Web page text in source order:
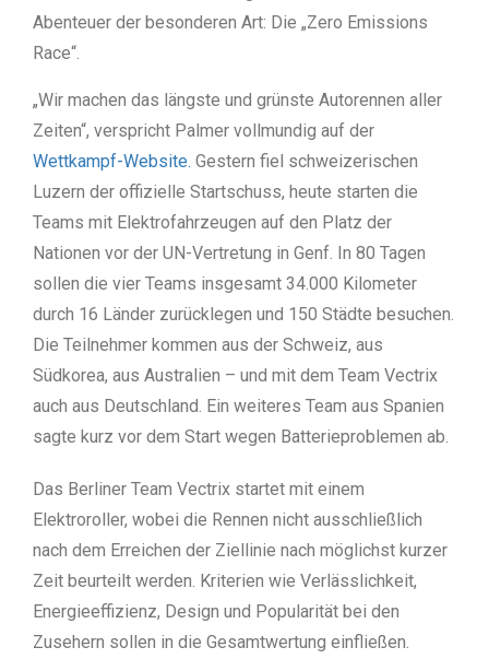
Abenteuer der besonderen Art: Die „Zero Emissions
Race“.
„Wir machen das längste und grünste Autorennen aller
Zeiten“, verspricht Palmer vollmundig auf der
Wettkampf-Website. Gestern fiel schweizerischen
Luzern der offizielle Startschuss, heute starten die
Teams mit Elektrofahrzeugen auf den Platz der
Nationen vor der UN-Vertretung in Genf. In 80 Tagen
sollen die vier Teams insgesamt 34.000 Kilometer
durch 16 Länder zurücklegen und 150 Städte besuchen.
Die Teilnehmer kommen aus der Schweiz, aus
Südkorea, aus Australien – und mit dem Team Vectrix
auch aus Deutschland. Ein weiteres Team aus Spanien
sagte kurz vor dem Start wegen Batterieproblemen ab.
Das Berliner Team Vectrix startet mit einem
Elektroroller, wobei die Rennen nicht ausschließlich
nach dem Erreichen der Ziellinie nach möglichst kurzer
Zeit beurteilt werden. Kriterien wie Verlässlichkeit,
Energieeffizienz, Design und Popularität bei den
Zusehern sollen in die Gesamtwertung einfließen.